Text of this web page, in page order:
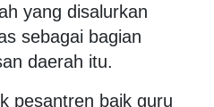
yang disalurkan
sebagai bagian
daerah itu.
pesantren baik guru